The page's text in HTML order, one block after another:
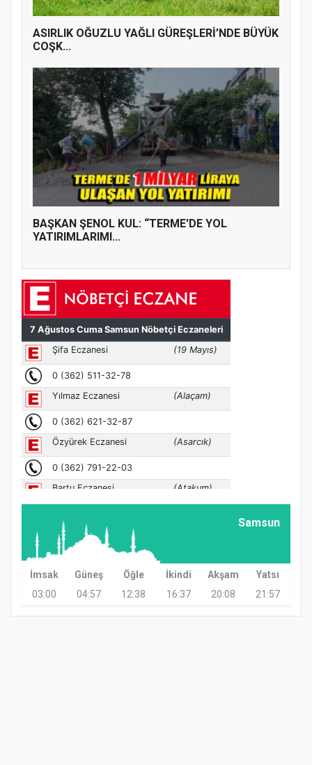
ASIRLIK OĞUZLU YAĞLI GÜREŞLERİ’NDE BÜYÜK
COŞK...
BAŞKAN ŞENOL KUL: “TERME'DE YOL
YATIRIMLARIMI...
Samsun
İmsak Güneş Öğle İkindi Akşam
Yatsı
03:00
04:57 12:38 16:37 20:08 21:57